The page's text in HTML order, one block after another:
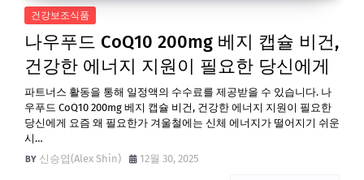
건강보조식품
나우푸드 CoQ10 200mg 베지 캡슐 비건,
건강한 에너지 지원이 필요한 당신에게
파트너스 활동을 통해 일정액의 수수료를 제공받을 수 있습니다. 나
우푸드 CoQ10 200mg 베지 캡슐 비건, 건강한 에너지 지원이 필요한
당신에게 요즘 왜 필요한가 겨울철에는 신체 에너지가 떨어지기 쉬운
시…
신승엽(Alex Shin)
12월 30, 2025